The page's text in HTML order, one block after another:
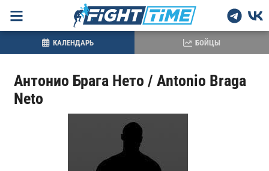
Антонио Брага Нето / Antonio Braga
Neto
КАЛЕНДАРЬ БОЙЦЫ